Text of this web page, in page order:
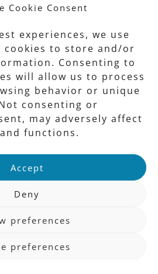
Cookie Consent
experiences, we use
cookies to store and/or
Consenting to
will allow us to process
behavior or unique
consenting or
may adversely affect
functions.
Accept
Deny
preferences
preferences
湿地
要性
に関
する
普及
啓発
事業